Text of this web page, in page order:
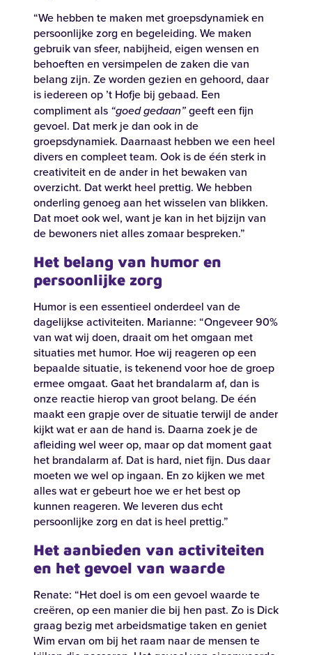
“We hebben te maken met groepsdynamiek en
persoonlijke zorg en begeleiding. We maken
gebruik van sfeer, nabijheid, eigen wensen en
behoeften en versimpelen de zaken die van
belang zijn. Ze worden gezien en gehoord, daar
is iedereen op ’t Hofje bij gebaad. Een
compliment als “goed gedaan”geeft een fijn
gevoel. Dat merk je dan ook in de
groepsdynamiek. Daarnaast hebben we een heel
divers en compleet team. Ook is de één sterk in
creativiteit en de ander in het bewaken van
overzicht. Dat werkt heel prettig. We hebben
onderling genoeg aan het wisselen van blikken.
Dat moet ook wel, want je kan in het bijzijn van
de bewoners niet alles zomaar bespreken.”
Het belang van humor en
persoonlijke zorg
Humor is een essentieel onderdeel van de
dagelijkse activiteiten. Marianne: “Ongeveer 90%
van wat wij doen, draait om het omgaan met
situaties met humor. Hoe wij reageren op een
bepaalde situatie, is tekenend voor hoe de groep
ermee omgaat. Gaat het brandalarm af, dan is
onze reactie hierop van groot belang. De één
maakt een grapje over de situatie terwijl de ander
kijkt wat er aan de hand is. Daarna zoek je de
afleiding wel weer op, maar op dat moment gaat
het brandalarm af. Dat is hard, niet fijn. Dus daar
moeten we wel op ingaan. En zo kijken we met
alles wat er gebeurt hoe we er het best op
kunnen reageren. We leveren dus echt
persoonlijke zorg en dat is heel prettig.”
Het aanbieden van activiteiten
en het gevoel van waarde
Renate: “Het doel is om een gevoel waarde te
creëren, op een manier die bij hen past. Zo is Dick
graag bezig met arbeidsmatige taken en geniet
Wim ervan om bij het raam naar de mensen te